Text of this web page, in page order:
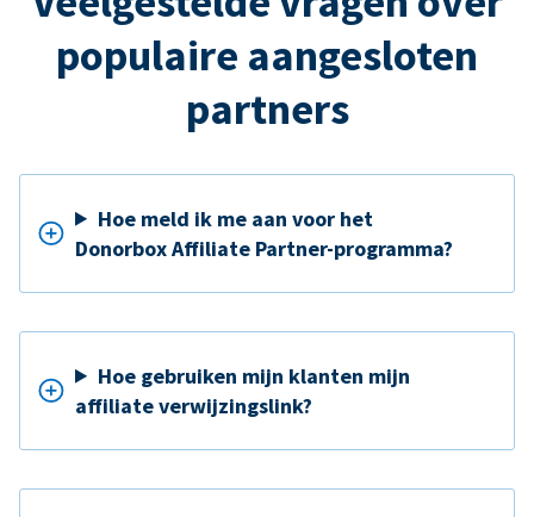
populaire aangesloten
partners
Hoe meld ik me aan voor het
Donorbox Affiliate Partner-programma?
Hoe gebruiken mijn klanten mijn
affiliate verwijzingslink?